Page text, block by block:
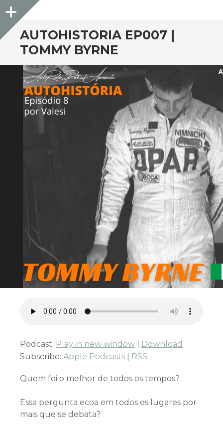
Sidebar
AUTOHISTORIA EP007 |
TOMMY BYRNE
Podcast: Play in new window
Download
Subscribe: Apple Podcasts RSS
Quem foi o melhor de todos os tempos?
Essa pergunta ecoa em todos os lugares por
mais que se debata?